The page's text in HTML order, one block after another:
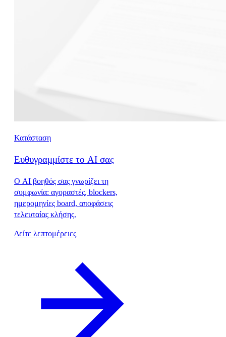
Κατάσταση
Ευθυγραμμίστε το AI σας
Ο AI βοηθός σας γνωρίζει τη
συμφωνία: αγοραστές, blockers,
ημερομηνίες board, αποφάσεις
τελευταίας κλήσης.
Δείτε λεπτομέρειες